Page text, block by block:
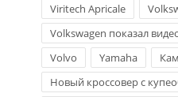
Viritech Apricale
Volkswagen показал
Volvo
Yamaha
Новый кроссовер с